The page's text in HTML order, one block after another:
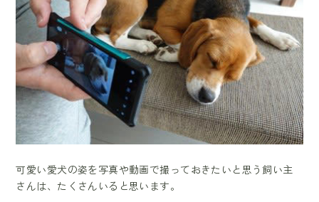
可愛い愛犬の姿を写真や動画で撮っておきたいと思う飼い主
さんは、たくさんいると思います。